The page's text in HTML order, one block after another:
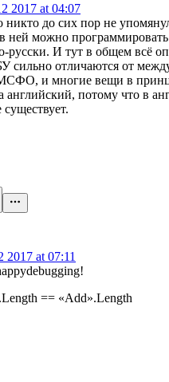
2017 at 04:07
никто до сих пор не
ней можно
русски. И тут в общем всё
сильно отличаются от
МСФО, и многие вещи в
английский, потому что в
2017 at 07:11
== «Add».Length